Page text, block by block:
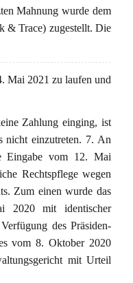
Mahnung wurde dem
& Trace) zugestellt. Die
Mai 2021 zu laufen und
Zahlung einging, ist
nicht einzutreten. 7. An
Eingabe vom 12. Mai
Rechtspflege wegen
Zum einen wurde das
2020 mit identischer
des Präsiden-
vom 8. Oktober 2020
mit Urteil